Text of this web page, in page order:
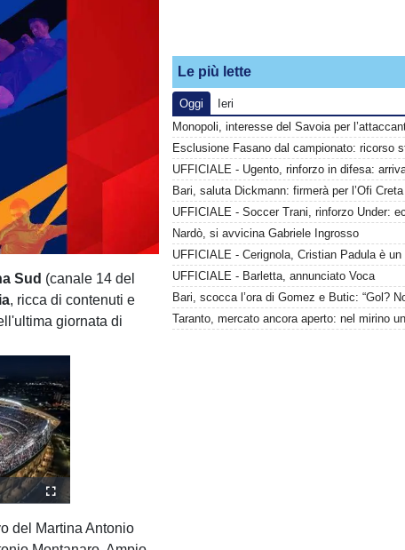
Sud (canale 14 del
, ricca di contenuti e
giornata di
behind live
Picture-in-Picture
Fullscreen
del Martina Antonio
Le più lette
Oggi
Ieri
Bari, saluta Dickmann: firmerà per l’Ofi Creta
Nardò, si avvicina Gabriele Ingrosso
UFFICIALE - Barletta, annunciato Voca